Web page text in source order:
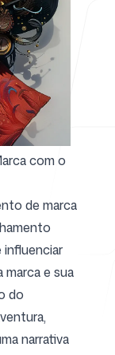
com o
de marca
e sua
do
narrativa